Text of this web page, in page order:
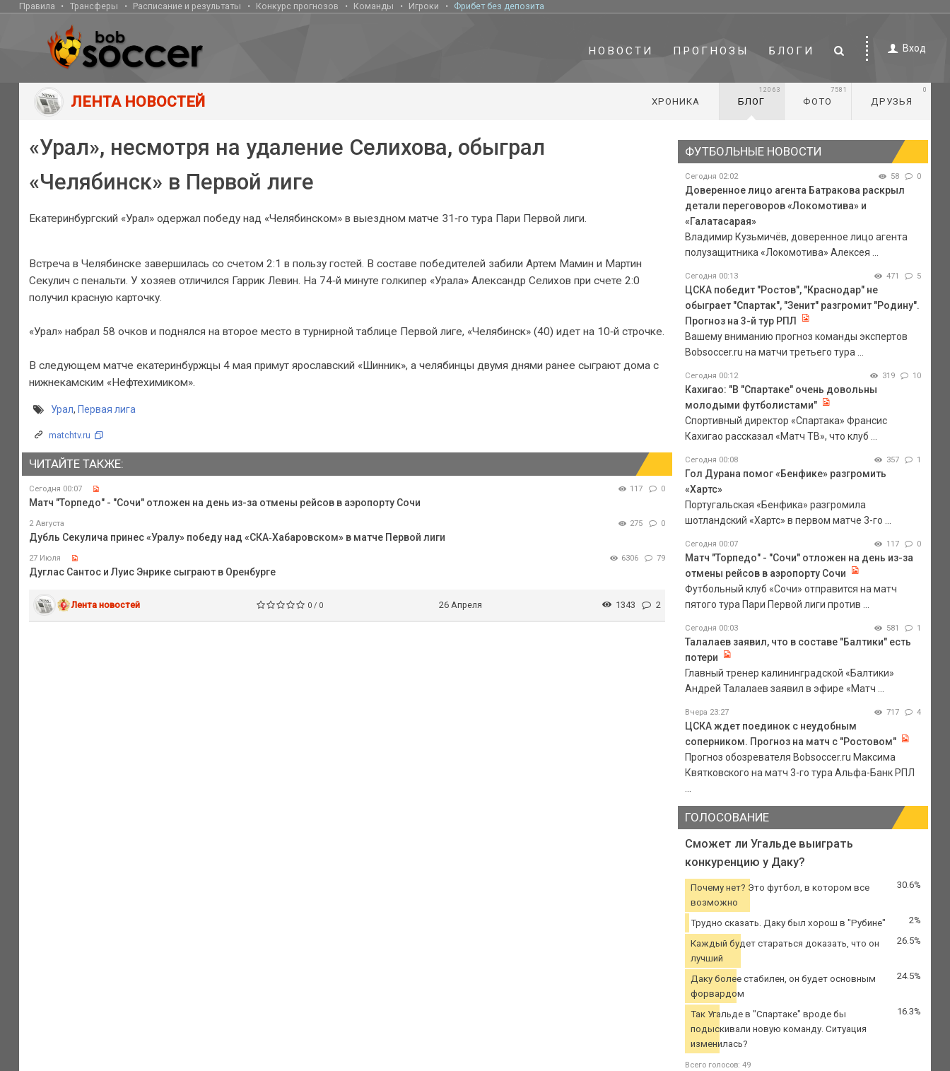
Правила Трансферы Расписание и результаты Конкурс прогнозов Команды Игроки Фрибет без депозита
НОВОСТИ ПРОГНОЗЫ БЛОГИ Вход
ЛЕНТА НОВОСТЕЙ ХРОНИКА БЛОГ
12063
ФОТО
7581
ДРУЗЬЯ
0
«Урал», несмотря на удаление Селихова, обыграл
«Челябинск» в Первой лиге
Екатеринбургский «Урал» одержал победу над «Челябинском» в выездном матче 31‑го тура Пари Первой лиги.
Встреча в Челябинске завершилась со счетом 2:1 в пользу гостей. В составе победителей забили Артем Мамин и Мартин
Секулич с пенальти. У хозяев отличился Гаррик Левин. На 74‑й минуте голкипер «Урала» Александр Селихов при счете 2:0
получил красную карточку.
«Урал» набрал 58 очков и поднялся на второе место в турнирной таблице Первой лиге, «Челябинск» (40) идет на 10‑й строчке.
В следующем матче екатеринбуржцы 4 мая примут ярославский «Шинник», а челябинцы двумя днями ранее сыграют дома с
нижнекамским «Нефтехимиком».
Урал, Первая лига
matchtv.ru
ЧИТАЙТЕ ТАКЖЕ:
Сегодня 00:07 117 0
Матч "Торпедо" - "Сочи" отложен на день из-за отмены рейсов в аэропорту Сочи
2 Августа 275 0
Дубль Секулича принес «Уралу» победу над «СКА‑Хабаровском» в матче Первой лиги
27 Июля 6306 79
Дуглас Сантос и Луис Энрике сыграют в Оренбурге
Лента новостей 0 / 0 26 Апреля 1343 2
ФУТБОЛЬНЫЕ НОВОСТИ
Сегодня 02:02 58 0
Доверенное лицо агента Батракова раскрыл
детали переговоров «Локомотива» и
«Галатасарая»
Владимир Кузьмичёв, доверенное лицо агента
полузащитника «Локомотива» Алексея ...
Сегодня 00:13 471 5
ЦСКА победит "Ростов", "Краснодар" не
обыграет "Спартак", "Зенит" разгромит "Родину".
Прогноз на 3-й тур РПЛ
Вашему вниманию прогноз команды экспертов
Bobsoccer.ru на матчи третьего тура ...
Сегодня 00:12 319 10
Кахигао: "В "Спартаке" очень довольны
молодыми футболистами"
Спортивный директор «Спартака» Франсис
Кахигао рассказал «Матч ТВ», что клуб ...
Сегодня 00:08 357 1
Гол Дурана помог «Бенфике» разгромить
«Хартс»
Португальская «Бенфика» разгромила
шотландский «Хартс» в первом матче 3-го ...
Сегодня 00:07 117 0
Матч "Торпедо" - "Сочи" отложен на день из-за
отмены рейсов в аэропорту Сочи
Футбольный клуб «Сочи» отправится на матч
пятого тура Пари Первой лиги против ...
Сегодня 00:03 581 1
Талалаев заявил, что в составе "Балтики" есть
потери
Главный тренер калининградской «Балтики»
Андрей Талалаев заявил в эфире «Матч ...
Вчера 23:27 717 4
ЦСКА ждет поединок с неудобным
соперником. Прогноз на матч с "Ростовом"
Прогноз обозревателя Bobsoccer.ru Максима
Квятковского на матч 3-го тура Альфа-Банк РПЛ
ГОЛОСОВАНИЕ
Сможет ли Угальде выиграть
конкуренцию у Даку?
Почему нет? Это футбол, в котором все
возможно
30.6%
Трудно сказать. Даку был хорош в "Рубине" 2%
Каждый будет стараться доказать, что он
лучший
26.5%
Даку более стабилен, он будет основным
форвардом
24.5%
Так Угальде в "Спартаке" вроде бы
подыскивали новую команду. Ситуация
изменилась?
16.3%
Всего голосов: 49